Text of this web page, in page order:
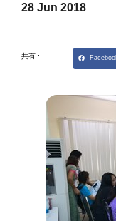
28 Jun 2018
共有 :